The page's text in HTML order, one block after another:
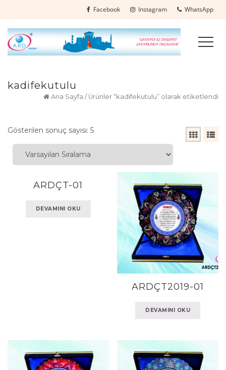
Facebook Instagram WhatsApp
kadifekutulu
Ana Sayfa / Ürünler “kadifekutulu” olarak etiketlendi
Gösterilen sonuç sayısı: 5
ARDÇT-01
DEVAMINI OKU
ARDÇT2019-01
DEVAMINI OKU